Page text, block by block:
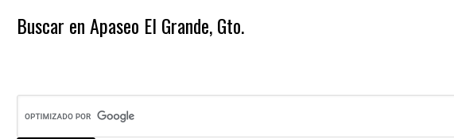
Buscar en Apaseo El Grande, Gto.